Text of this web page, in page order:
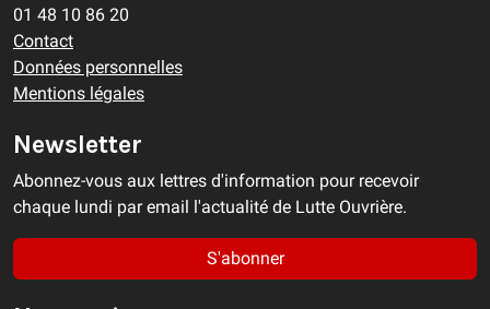
01 48 10 86 20
Contact
Données personnelles
Mentions légales
Newsletter
Abonnez-vous aux lettres d'information pour recevoir
chaque lundi par email l'actualité de Lutte Ouvrière.
S'abonner